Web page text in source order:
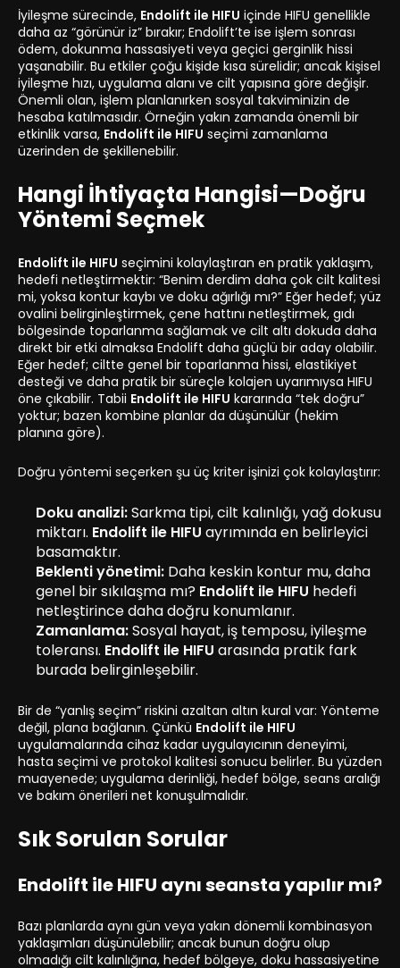
İyileşme sürecinde, Endolift ile HIFU içinde HIFU genellikle
daha az “görünür iz” bırakır; Endolift’te ise işlem sonrası
ödem, dokunma hassasiyeti veya geçici gerginlik hissi
yaşanabilir. Bu etkiler çoğu kişide kısa sürelidir; ancak kişisel
iyileşme hızı, uygulama alanı ve cilt yapısına göre değişir.
Önemli olan, işlem planlanırken sosyal takviminizin de
hesaba katılmasıdır. Örneğin yakın zamanda önemli bir
etkinlik varsa, Endolift ile HIFU seçimi zamanlama
üzerinden de şekillenebilir.
Hangi İhtiyaçta Hangisi—Doğru
Yöntemi Seçmek
Endolift ile HIFU seçimini kolaylaştıran en pratik yaklaşım,
hedefi netleştirmektir: “Benim derdim daha çok cilt kalitesi
mi, yoksa kontur kaybı ve doku ağırlığı mı?” Eğer hedef; yüz
ovalini belirginleştirmek, çene hattını netleştirmek, gıdı
bölgesinde toparlanma sağlamak ve cilt altı dokuda daha
direkt bir etki almaksa Endolift daha güçlü bir aday olabilir.
Eğer hedef; ciltte genel bir toparlanma hissi, elastikiyet
desteği ve daha pratik bir süreçle kolajen uyarımıysa HIFU
öne çıkabilir. Tabii Endolift ile HIFU kararında “tek doğru”
yoktur; bazen kombine planlar da düşünülür (hekim
planına göre).
Doğru yöntemi seçerken şu üç kriter işinizi çok kolaylaştırır:
Doku analizi:Sarkma tipi, cilt kalınlığı, yağ dokusu
miktarı. Endolift ile HIFU ayrımında en belirleyici
basamaktır.
Beklenti yönetimi: Daha keskin kontur mu, daha
genel bir sıkılaşma mı? Endolift ile HIFU hedefi
netleştirince daha doğru konumlanır.
Zamanlama:Sosyal hayat, iş temposu, iyileşme
toleransı. Endolift ile HIFU arasında pratik fark
burada belirginleşebilir.
Bir de “yanlış seçim” riskini azaltan altın kural var: Yönteme
değil, plana bağlanın. Çünkü Endolift ile HIFU
uygulamalarında cihaz kadar uygulayıcının deneyimi,
hasta seçimi ve protokol kalitesi sonucu belirler. Bu yüzden
muayenede; uygulama derinliği, hedef bölge, seans aralığı
ve bakım önerileri net konuşulmalıdır.
Sık Sorulan Sorular
Endolift ile HIFU aynı seansta yapılır mı?
Bazı planlarda aynı gün veya yakın dönemli kombinasyon
yaklaşımları düşünülebilir; ancak bunun doğru olup
olmadığı cilt kalınlığına, hedef bölgeye, doku hassasiyetine